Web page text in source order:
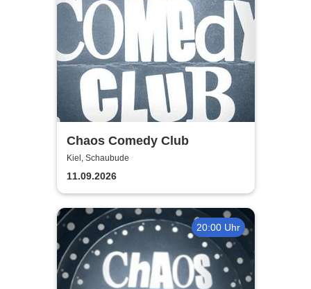
Chaos Comedy Club
Kiel, Schaubude
11.09.2026
20:00 Uhr